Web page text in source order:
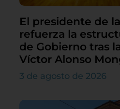
El presidente de
refuerza la
de Gobierno tras
Víctor Alonso
3 de agosto de 2026